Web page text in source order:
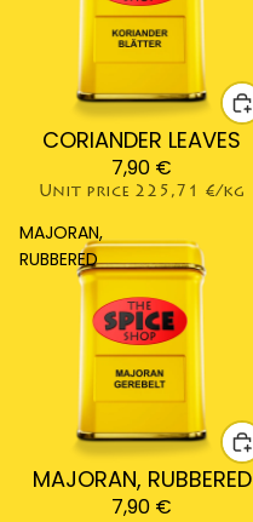
CORIANDER LEAVES
7,90 €
Unit price 225,71 €/kg
MAJORAN,
RUBBERED
MAJORAN, RUBBERED
7,90 €